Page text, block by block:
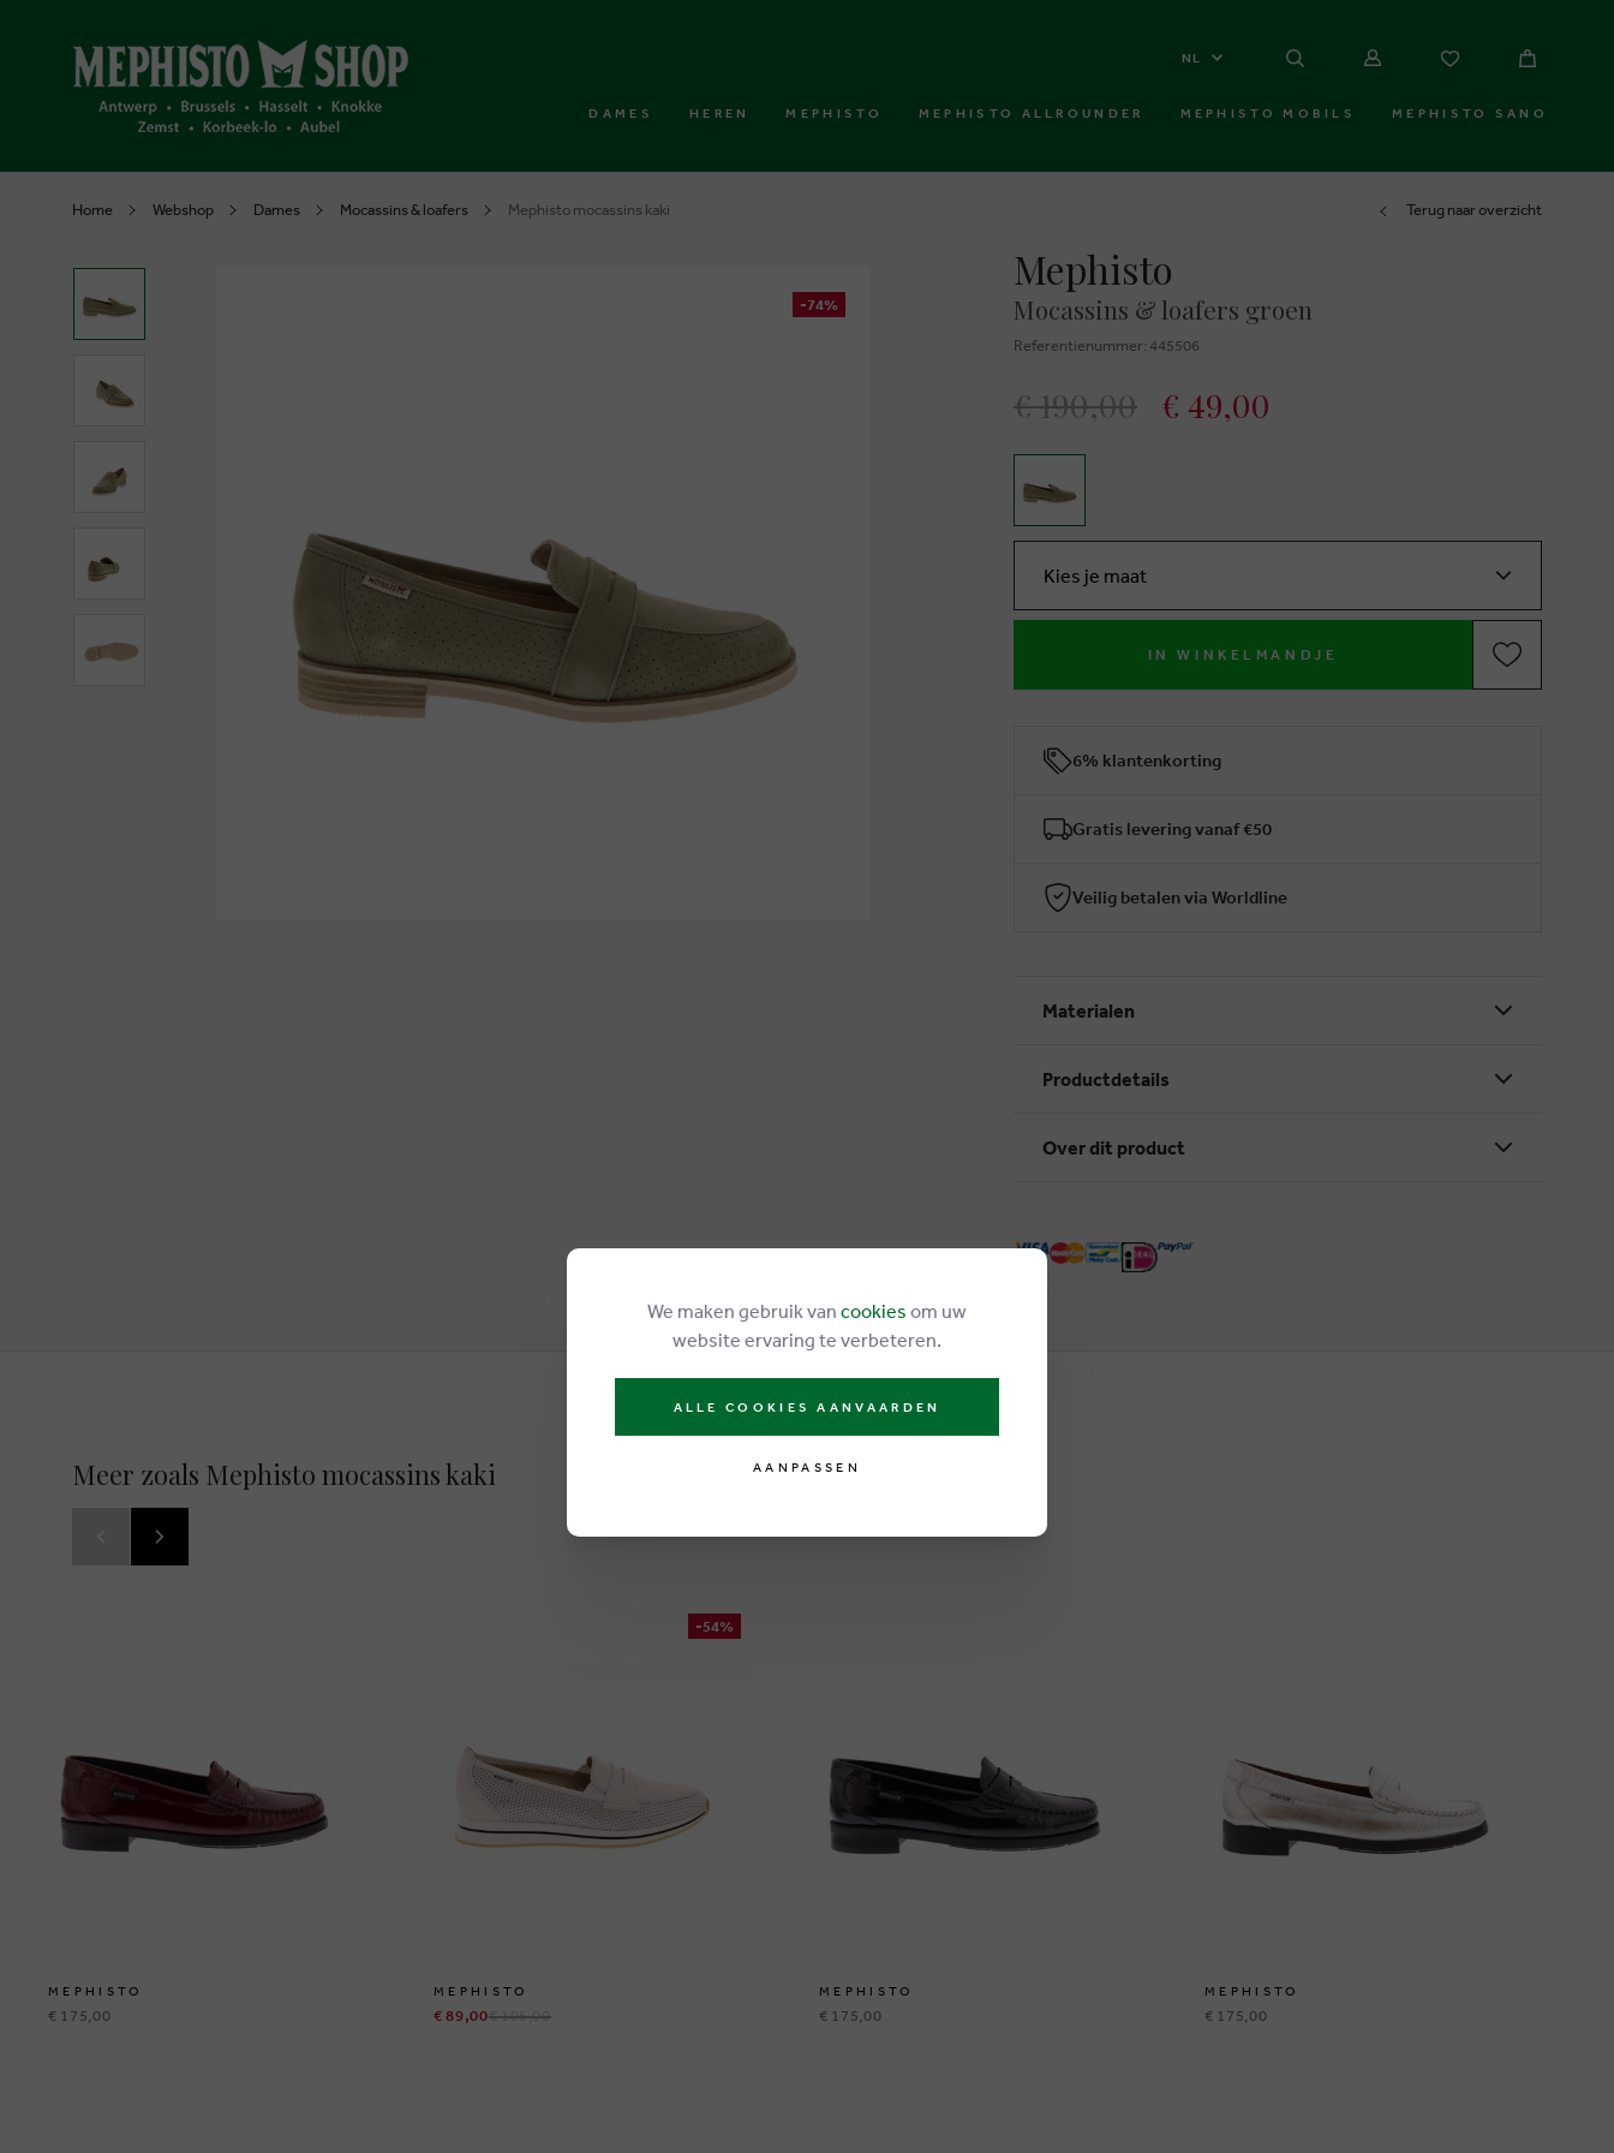
NL
DAMES HEREN MEPHISTO MEPHISTO ALLROUNDER MEPHISTO MOBILS MEPHISTO SANO
Home Webshop Dames Mocassins & loafers Mephisto mocassins kaki Terug naar overzicht
Mephisto
Mocassins & loafers groen
Referentienummer: 445506
-74%
€ 190,00 € 49,00
Kies je maat
IN WINKELMANDJE
6% klantenkorting
Gratis levering vanaf €50
Veilig betalen via Worldline
Materialen
Productdetails
Over dit product
Meer zoals Mephisto mocassins kaki
MEPHISTO
€ 175,00
-54%
MEPHISTO
€ 89,00€ 195,00
MEPHISTO
€ 175,00
MEPHISTO
€ 175,00
We maken gebruik van cookies om uw
website ervaring te verbeteren.
ALLE COOKIES AANVAARDEN
AANPASSEN